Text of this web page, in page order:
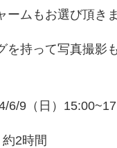
ームもお選び頂きま
を持って写真撮影
6/9（日）
2時間